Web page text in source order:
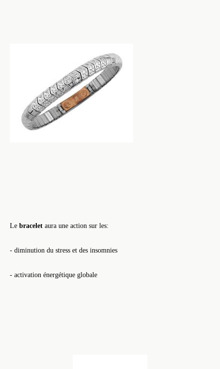
Le bracelet aura une action sur les:
- diminution du stress et des insomnies
- activation énergétique globale